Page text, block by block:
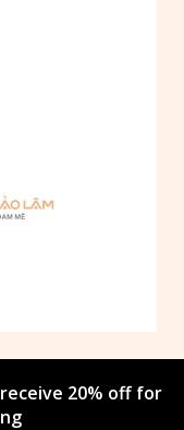
20% off for